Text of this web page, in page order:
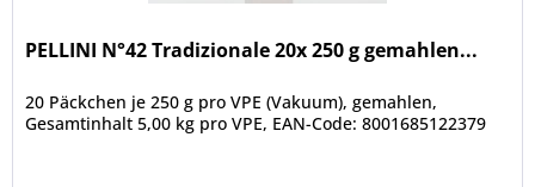
PELLINI N°42 Tradizionale 20x 250 g gemahlen...
20 Päckchen je 250 g pro VPE (Vakuum), gemahlen,
Gesamtinhalt 5,00 kg pro VPE, EAN-Code: 8001685122379